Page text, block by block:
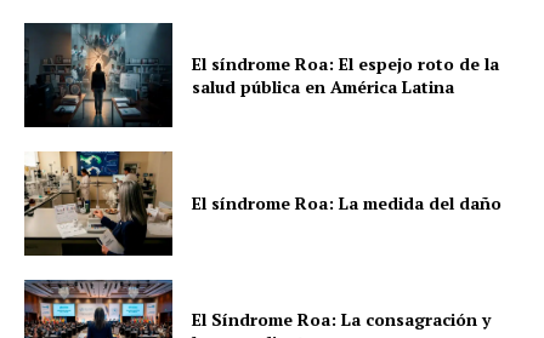
El síndrome Roa: El espejo roto de la
salud pública en América Latina
El síndrome Roa: La medida del daño
El Síndrome Roa: La consagración y